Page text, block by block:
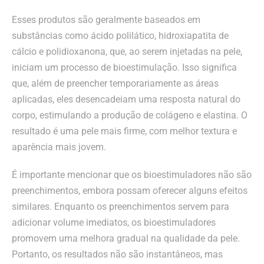
Esses produtos são geralmente baseados em
substâncias como ácido polilático, hidroxiapatita de
cálcio e polidioxanona, que, ao serem injetadas na pele,
iniciam um processo de bioestimulação. Isso significa
que, além de preencher temporariamente as áreas
aplicadas, eles desencadeiam uma resposta natural do
corpo, estimulando a produção de colágeno e elastina. O
resultado é uma pele mais firme, com melhor textura e
aparência mais jovem.
É importante mencionar que os bioestimuladores não são
preenchimentos, embora possam oferecer alguns efeitos
similares. Enquanto os preenchimentos servem para
adicionar volume imediatos, os bioestimuladores
promovem uma melhora gradual na qualidade da pele.
Portanto, os resultados não são instantâneos, mas